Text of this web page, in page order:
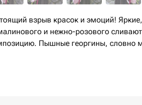
взрыв красок и эмоций!
и нежно-розового
Пышные георгины, словно
взгляд, а нежные гвоздики и